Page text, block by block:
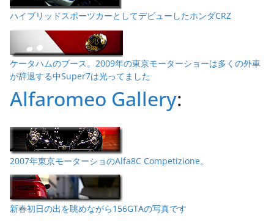
ハイブリッドスポーツカーとしてデビューしたホンダCRZ
ケータハムのブース。2009年の東京モーターショーは多くの外車
が辞退する中Super7は光ってました
Alfaromeo Gallery:
2007年東京モーターショのAlfa8C Competizione。
新春初日の出を眺めながら156GTAの写真です